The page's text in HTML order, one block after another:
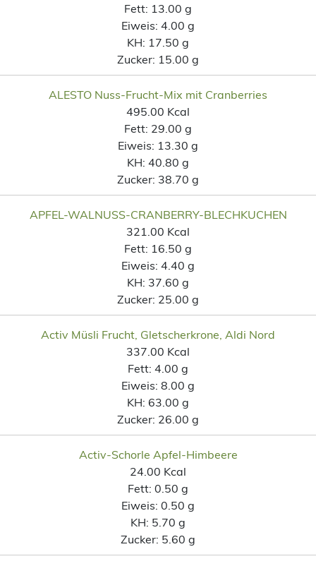
Fett: 13.00 g
Eiweis: 4.00 g
KH: 17.50 g
Zucker: 15.00 g
ALESTO Nuss-Frucht-Mix mit Cranberries
495.00 Kcal
Fett: 29.00 g
Eiweis: 13.30 g
KH: 40.80 g
Zucker: 38.70 g
APFEL-WALNUSS-CRANBERRY-BLECHKUCHEN
321.00 Kcal
Fett: 16.50 g
Eiweis: 4.40 g
KH: 37.60 g
Zucker: 25.00 g
Activ Müsli Frucht, Gletscherkrone, Aldi Nord
337.00 Kcal
Fett: 4.00 g
Eiweis: 8.00 g
KH: 63.00 g
Zucker: 26.00 g
Activ-Schorle Apfel-Himbeere
24.00 Kcal
Fett: 0.50 g
Eiweis: 0.50 g
KH: 5.70 g
Zucker: 5.60 g